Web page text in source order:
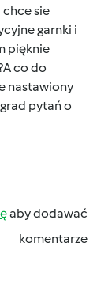
chce sie
garnki i
pięknie
co do
nastawiony
pytań o
aby dodawać
komentarze